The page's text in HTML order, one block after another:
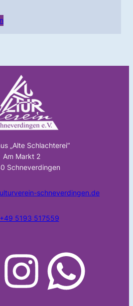
„Alte Schlachterei“
Am Markt 2
Schneverdingen
schneverdingen.de
+49 5193 517559
Instagram WhatsApp